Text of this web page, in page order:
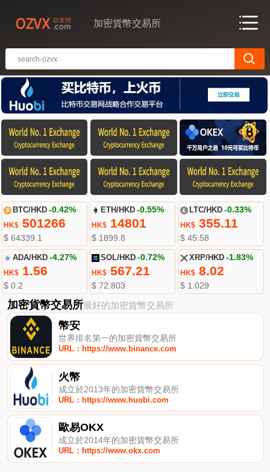
加密貨幣交易所
BTC/HKD -0.42%
HK$501266
$ 64339.1
ETH/HKD -0.55%
HK$ 14801
$ 1899.8
LTC/HKD -0.33%
HK$355.11
$ 45.58
ADA/HKD -4.27%
HK$1.56
$ 0.2
SOL/HKD -0.72%
HK$ 567.21
$ 72.803
XRP/HKD -1.83%
HK$8.02
$ 1.029
加密貨幣交易所最好的加密貨幣交易所
幣安
世界排名第一的加密貨幣交易所
URL：https://www.binance.com
火幣
成立於2013年的加密貨幣交易所
URL：https://www.huobi.com
歐易OKX
成立於2014年的加密貨幣交易所
URL：https://www.okx.com